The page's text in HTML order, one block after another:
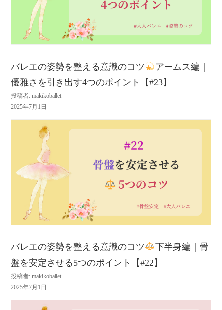
バレエの姿勢を整える意識のコツ
アームス編｜
優雅さを引き出す4つのポイント【#23】
投稿者: makikoballet
2025年7月1日
バレエの姿勢を整える意識のコツ
下半身編｜骨
盤を安定させる5つのポイント【#22】
投稿者: makikoballet
2025年7月1日